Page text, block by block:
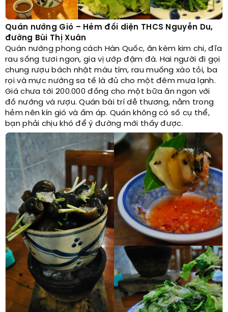
Quán nướng Gió – Hẻm đối diện THCS Nguyễn Du,
đường Bùi Thị Xuân
Quán nướng phong cách Hàn Quốc, ăn kèm kim chi, đĩa
rau sống tươi ngon, gia vị ướp đậm đà. Hai người đi gọi
chung rượu bách nhật màu tím, rau muống xào tỏi, ba
rọi và mực nướng sa tế là đủ cho một đêm mưa lạnh.
Giá chưa tới 200.000 đồng cho một bữa ăn ngon với
đồ nướng và rượu. Quán bài trí dễ thương, nằm trong
hẻm nên kín gió và ấm áp. Quán không có số cụ thể,
bạn phải chịu khó để ý đường mới thấy được.